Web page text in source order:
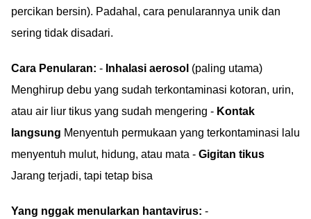
percikan bersin). Padahal, cara penularannya unik dan
sering tidak disadari.
Cara Penularan: - Inhalasi aerosol (paling utama)
Menghirup debu yang sudah terkontaminasi kotoran, urin,
atau air liur tikus yang sudah mengering - Kontak
langsung Menyentuh permukaan yang terkontaminasi lalu
menyentuh mulut, hidung, atau mata - Gigitan tikus
Jarang terjadi, tapi tetap bisa
Yang nggak menularkan hantavirus: -